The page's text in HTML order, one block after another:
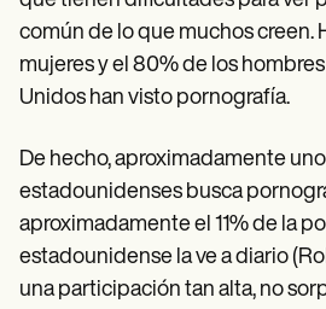
Treatment Plan Template
Informed Consent Form
Social Work Treatment Plans
DAR Note Template
Patient Visit Summary Template
Demos
Webinars
Switch to Carepatron
Become a Partner
Why Carepatron?
común de lo que muchos creen.
mujeres y el 80% de los
Unidos han visto pornografía.
De hecho, aproximadamente
estadounidenses busca
aproximadamente el 11% de la
estadounidense la ve a diario
una participación tan alta, no